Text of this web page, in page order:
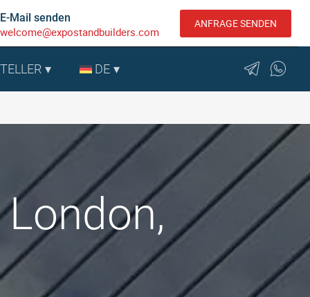
E-Mail senden
welcome@expostandbuilders.com
ANFRAGE SENDEN
DE